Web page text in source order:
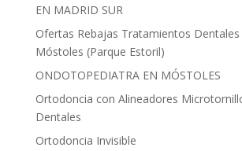
EN MADRID SUR
Ofertas Rebajas Tratamientos
Móstoles (Parque Estoril)
ONDOTOPEDIATRA EN MÓSTOLES
Ortodoncia con Alineadores
Dentales
Ortodoncia Invisible